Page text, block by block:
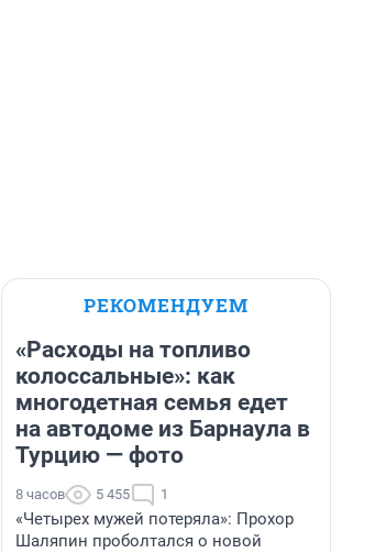
РЕКОМЕНДУЕМ
«Расходы на топливо
колоссальные»: как
многодетная семья едет
на автодоме из Барнаула в
Турцию — фото
8 часов 5 455 1
«Четырех мужей потеряла»: Прохор
Шаляпин проболтался о новой